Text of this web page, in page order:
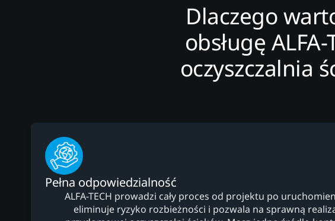
Dlaczego
obsługę
oczyszczalnia
Pełna odpowiedzialność
ALFA-TECH prowadzi cały proces od projektu po
eliminuje ryzyko rozbieżności i pozwala na sprawną